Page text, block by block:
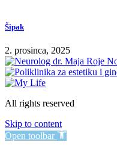
Šipak
2. prosinca, 2025
All rights reserved
Skip to content
Open toolbar